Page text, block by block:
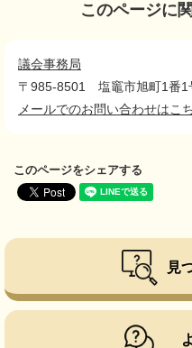
このページに
議会事務局
〒985-8501
塩竈市旭町1番1
メールでのお問い合わせはこ
このページをシェアする
見